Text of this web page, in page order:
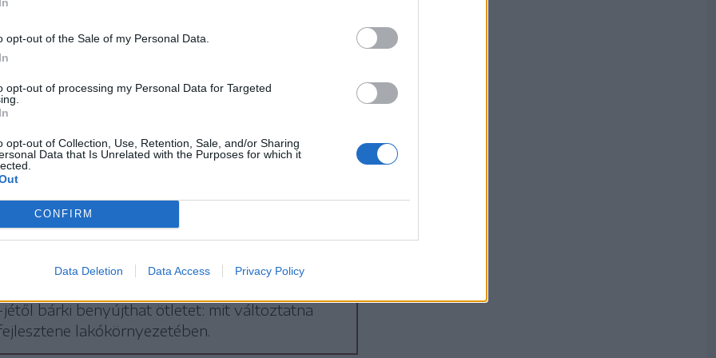
opt-out of the Sale of my Personal Data.
opt-out of processing my Personal Data for Targeted
opt-out of Collection, Use, Retention, Sale, and/or Sharing
Data that Is Unrelated with the Purposes for which it
CONFIRM
Data Deletion Data Access Privacy Policy
rendbetételére vonatkozó javaslatot nem
hanem más forrásokból, magyarországi
fogják megoldani.
költségvetés: 500 ezer lej
dönthetnek a
A részvételi költségvetés egy új
bárki benyújthat ötletet: mit változtatna
lakókörnyezetében.